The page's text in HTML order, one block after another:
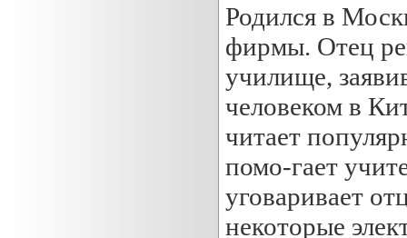
Родился в
фирмы. Отец
училище,
человеком в
читает
помо-гает
уговаривает
некоторые